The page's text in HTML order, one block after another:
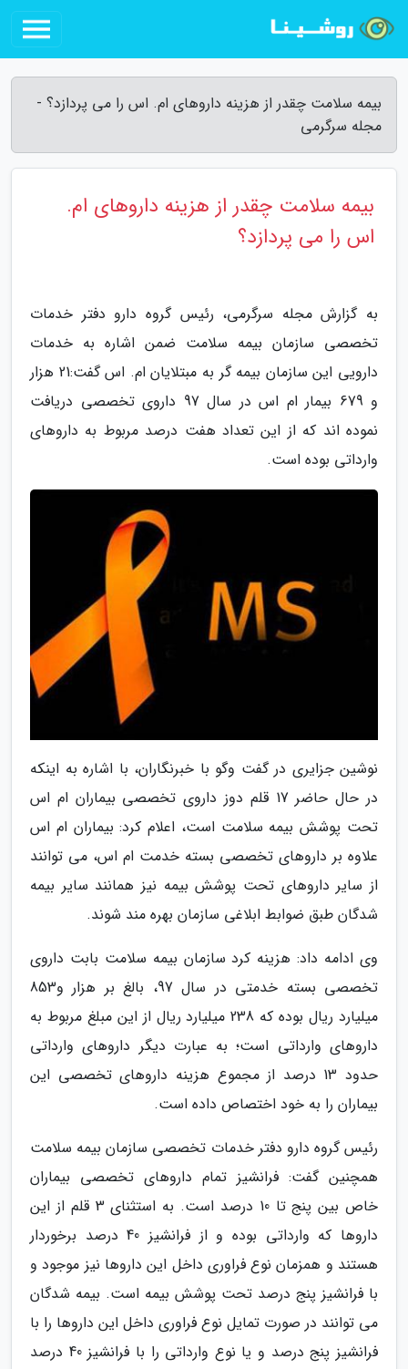
بیمه سلامت چقدر از هزینه داروهای ام. اس را می پردازد؟ -
مجله سرگرمی
بیمه سلامت چقدر از هزینه داروهای ام.
اس را می پردازد؟
به گزارش مجله سرگرمی، رئیس گروه دارو دفتر خدمات
تخصصی سازمان بیمه سلامت ضمن اشاره به خدمات
دارویی این سازمان بیمه گر به مبتلایان ام. اس گفت:21 هزار
و 679 بیمار ام اس در سال 97 داروی تخصصی دریافت
نموده اند که از این تعداد هفت درصد مربوط به داروهای
وارداتی بوده است.
نوشین جزایری در گفت وگو با خبرنگاران، با اشاره به اینکه
در حال حاضر 17 قلم دوز داروی تخصصی بیماران ام اس
تحت پوشش بیمه سلامت است، اعلام کرد: بیماران ام اس
علاوه بر داروهای تخصصی بسته خدمت ام اس، می توانند
از سایر داروهای تحت پوشش بیمه نیز همانند سایر بیمه
شدگان طبق ضوابط ابلاغی سازمان بهره مند شوند.
وی ادامه داد: هزینه کرد سازمان بیمه سلامت بابت داروی
تخصصی بسته خدمتی در سال 97، بالغ بر هزار و853
میلیارد ریال بوده که 238 میلیارد ریال از این مبلغ مربوط به
داروهای وارداتی است؛ به عبارت دیگر داروهای وارداتی
حدود 13 درصد از مجموع هزینه داروهای تخصصی این
بیماران را به خود اختصاص داده است.
رئیس گروه دارو دفتر خدمات تخصصی سازمان بیمه سلامت
همچنین گفت: فرانشیز تمام داروهای تخصصی بیماران
خاص بین پنج تا 10 درصد است. به استثنای 3 قلم از این
داروها که وارداتی بوده و از فرانشیز 40 درصد برخوردار
هستند و همزمان نوع فراوری داخل این داروها نیز موجود و
با فرانشیز پنج درصد تحت پوشش بیمه است. بیمه شدگان
می توانند در صورت تمایل نوع فراوری داخل این داروها را با
فرانشیز پنج درصد و یا نوع وارداتی را با فرانشیز 40 درصد